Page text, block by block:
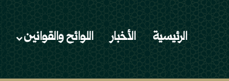
الرئيسية الأخبار اللوائح والقوانين